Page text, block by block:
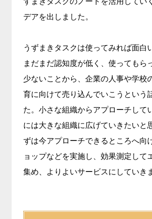
デアを出しました。
うずまきタスクは使ってみれば面白
まだまだ認知度が低く、使ってもら
少ないことから、企業の人事や学校
育に向けて売り込んでいこうという
た。小さな組織からアプローチして
には大きな組織に広げていきたいと
ずは今アプローチできるところへ向
ョップなどを実施し、効果測定して
集め、よりよいサービスにしていき